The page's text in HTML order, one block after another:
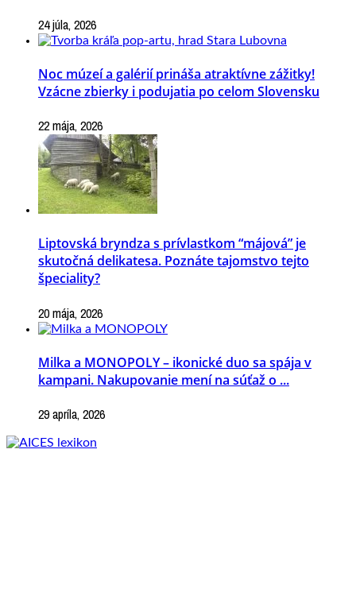
24 júla, 2026
Noc múzeí a galérií prináša atraktívne zážitky!
Vzácne zbierky i podujatia po celom Slovensku
22 mája, 2026
Liptovská bryndza s prívlastkom “májová” je
skutočná delikatesa. Poznáte tajomstvo tejto
špeciality?
20 mája, 2026
Milka a MONOPOLY – ikonické duo sa spája v
kampani. Nakupovanie mení na súťaž o ...
29 apríla, 2026